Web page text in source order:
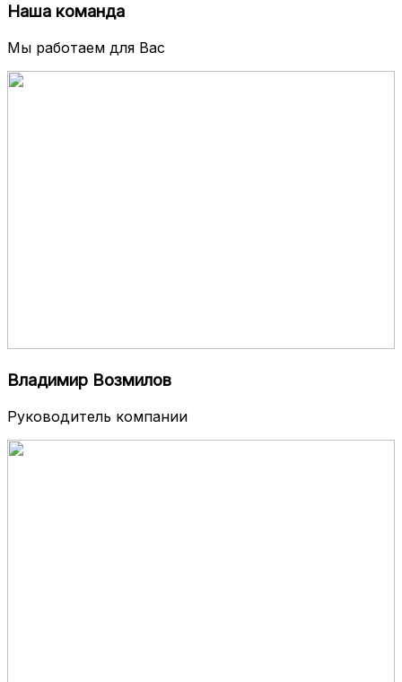
Наша команда
Мы работаем для Вас
Владимир Возмилов
Руководитель компании